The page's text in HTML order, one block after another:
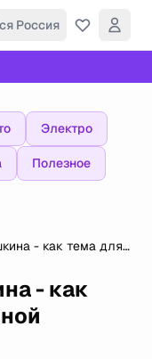
Россия
Электро
Полезное
- как тема для
- как